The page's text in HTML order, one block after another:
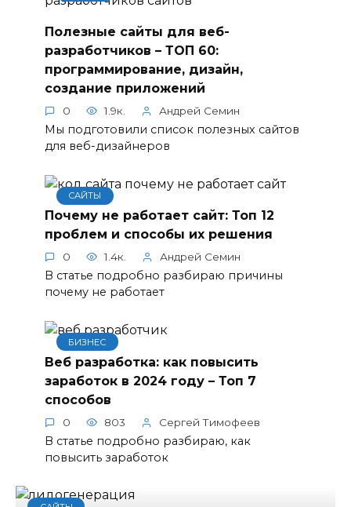
Полезные сайты для веб-
разработчиков – ТОП 60:
программирование, дизайн,
создание приложений
0 1.9к. Андрей Семин
Мы подготовили список полезных сайтов
для веб-дизайнеров
САЙТЫ
Почему не работает сайт: Топ 12
проблем и способы их решения
0 1.4к. Андрей Семин
В статье подробно разбираю причины
почему не работает
БИЗНЕС
Веб разработка: как повысить
заработок в 2024 году – Топ 7
способов
0 803 Сергей Тимофеев
В статье подробно разбираю, как
повысить заработок